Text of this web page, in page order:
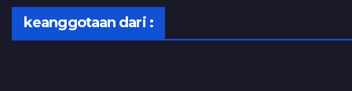
keanggotaan dari :